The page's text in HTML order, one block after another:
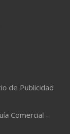
de Publicidad
Comercial -